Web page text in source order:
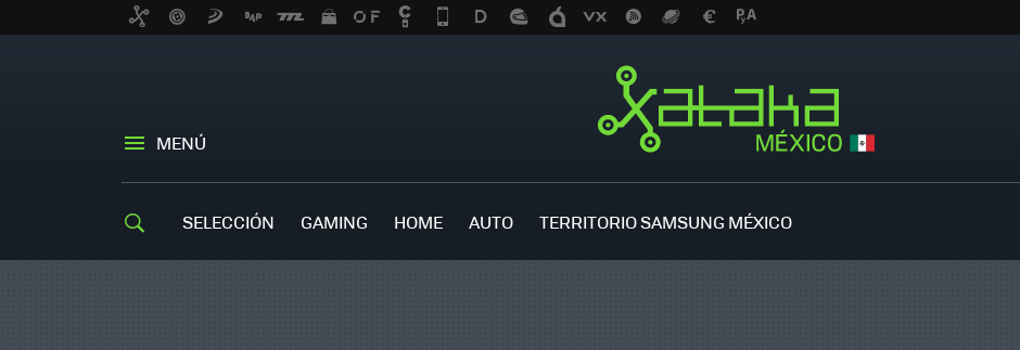
MENÚ
SELECCIÓN GAMING HOME AUTO TERRITORIO SAMSUNG MÉXICO